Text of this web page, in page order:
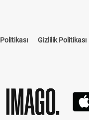
Gizlilik Politikası